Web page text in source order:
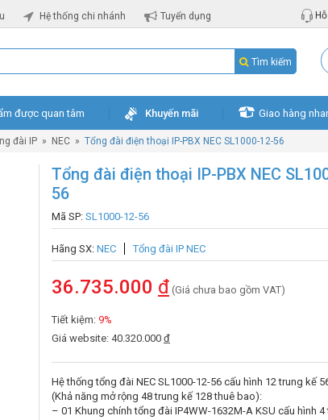
Hệ thống chi nhánh Tuyển dụng Hỗ
Tìm kiếm
được quan tâm Khuyến mãi Giao hàng
đài IP » NEC » Tổng đài điện thoại IP-PBX NEC SL1000-12-56
Tổng đài điện thoại IP-PBX NEC
56
Mã SP: SL1000-12-56
Hãng SX: NEC Tổng đài IP NEC
36.735.000 đ (Giá chưa bao gồm VAT)
Tiết kiệm: 9%
Giá website: 40.320.000 đ
Hệ thống tổng đài NEC SL1000-12-56 cấu hình 12 trung kế
(Khả năng mở rộng 48 trung kế 128 thuê bao):
– 01 Khung chính tổng đài IP4WW-1632M-A KSU cấu hình